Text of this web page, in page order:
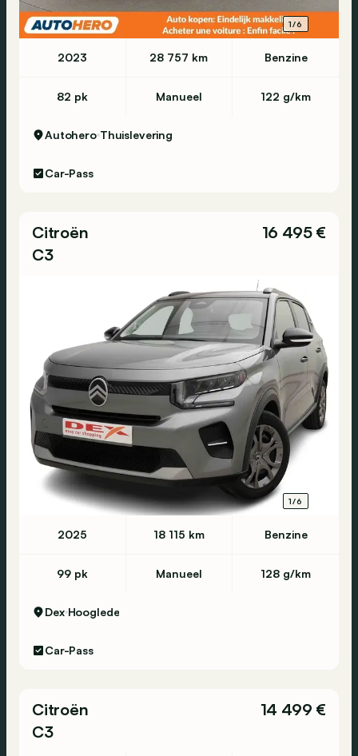
1/6
2023 28 757 km Benzine
82 pk Manueel 122 g/km
Autohero Thuislevering
Car-Pass
Citroën
C3
16 495 €
1/6
2025 18 115 km Benzine
99 pk Manueel 128 g/km
Dex Hooglede
Car-Pass
Citroën
C3
14 499 €